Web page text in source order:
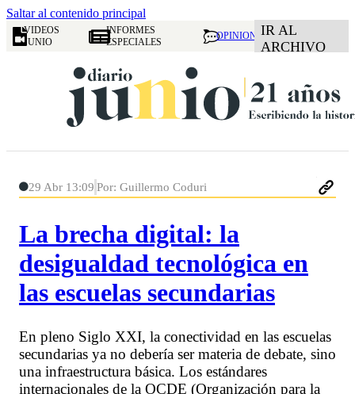
Saltar al contenido principal
VIDEOS
JUNIO
INFORMES
ESPECIALES
OPINION IR AL
ARCHIVO
29 Abr 13:09 Por: Guillermo Coduri
La brecha digital: la
desigualdad tecnológica en
las escuelas secundarias
En pleno Siglo XXI, la conectividad en las escuelas
secundarias ya no debería ser materia de debate, sino
una infraestructura básica. Los estándares
internacionales de la OCDE (Organización para la